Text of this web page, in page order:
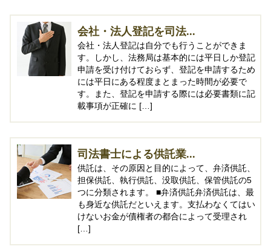
会社・法人登記を司法...
会社・法人登記は自分でも行うことができま
す。しかし、法務局は基本的には平日しか登記
申請を受け付けておらず、登記を申請するため
には平日にある程度まとまった時間が必要で
す。また、登記を申請する際には必要書類に記
載事項が正確に […]
司法書士による供託業...
供託は、その原因と目的によって、弁済供託、
担保供託、執行供託、没取供託、保管供託の5
つに分類されます。 ■弁済供託弁済供託は、最
も身近な供託だといえます。支払わなくてはい
けないお金が債権者の都合によって受理され
[…]